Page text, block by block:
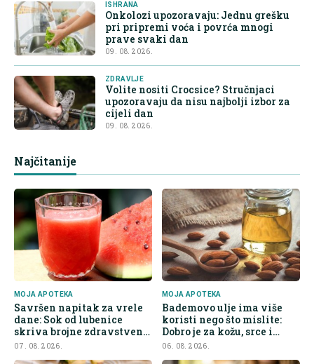
ISHRANA
Onkolozi upozoravaju: Jednu grešku
pri pripremi voća i povrća mnogi
prave svaki dan
09. 08. 2026.
ZDRAVLJE
Volite nositi Crocsice? Stručnjaci
upozoravaju da nisu najbolji izbor za
cijeli dan
09. 08. 2026.
Najčitanije
MOJA APOTEKA
Savršen napitak za vrele
dane: Sok od lubenice
skriva brojne zdravstvene
prednosti
07. 08. 2026.
MOJA APOTEKA
Bademovo ulje ima više
koristi nego što mislite:
Dobro je za kožu, srce i
kontrolu apetita
06. 08. 2026.